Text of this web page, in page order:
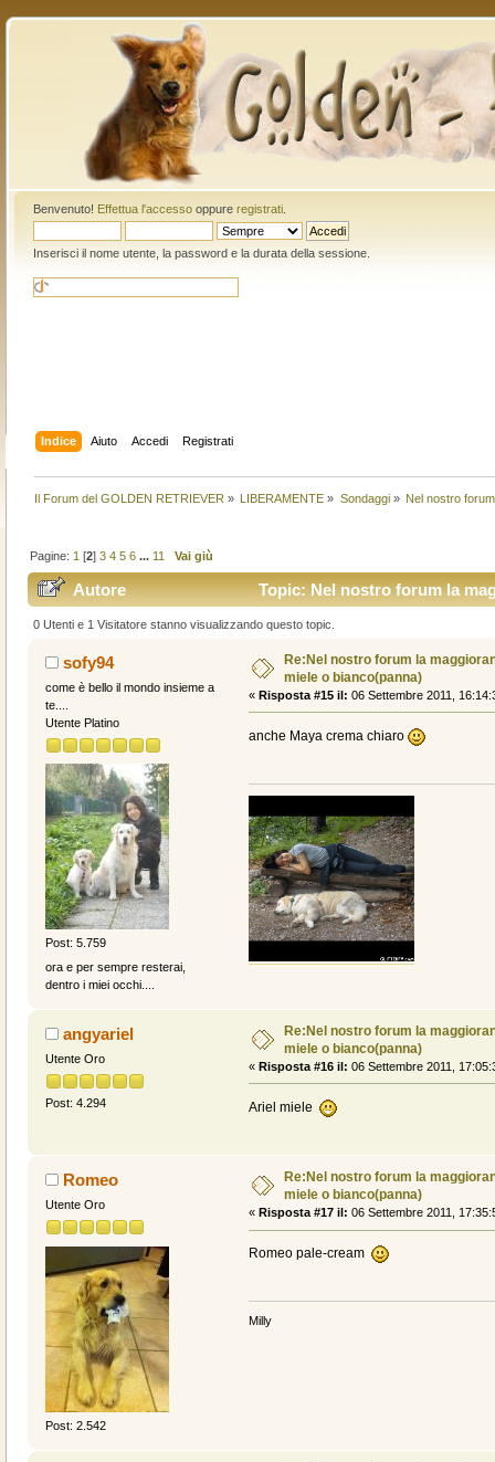
Benvenuto! Effettua l'accessooppure registrati.
Inserisci il nome utente, la password e la durata della sessione.
Indice Aiuto Accedi Registrati
Il Forum del GOLDEN RETRIEVER » LIBERAMENTE » Sondaggi» Nel nostro
Pagine: 1 [2]3 4 5 6 ... 11 Vai giù
Autore
Topic: Nel nostro forum la
volte)
0 Utenti e 1 Visitatore stanno visualizzando questo topic.
sofy94
come è bello il mondo insieme a
te....
Utente Platino
Post: 5.759
ora e per sempre resterai,
dentro i miei occhi....
Re:Nel nostro forum la
miele o bianco(panna)
« Risposta #15 il: 06 Settembre 2011,
anche Maya crema chiaro
angyariel
Utente Oro
Post: 4.294
Re:Nel nostro forum la
miele o bianco(panna)
« Risposta #16 il: 06 Settembre 2011,
Ariel miele
Romeo
Utente Oro
Post: 2.542
Re:Nel nostro forum la
miele o bianco(panna)
« Risposta #17 il: 06 Settembre 2011,
Romeo pale-cream
Milly